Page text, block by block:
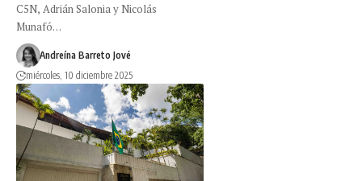
C5N, Adrián Salonia y Nicolás
Munafó…
Andreína Barreto Jové
miércoles, 10 diciembre 2025